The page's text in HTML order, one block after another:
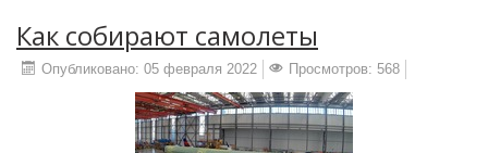
Как собирают самолеты
Опубликовано: 05 февраля 2022 Просмотров: 568